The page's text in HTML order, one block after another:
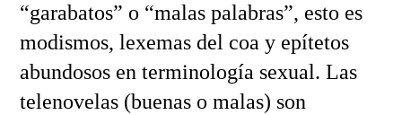
“garabatos” o “malas palabras”, esto es
modismos, lexemas del coa y epítetos
abundosos en terminología sexual. Las
telenovelas (buenas o malas) son